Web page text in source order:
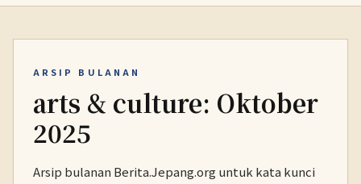
ARSIP BULANAN
arts & culture: Oktober
2025
Arsip bulanan Berita.Jepang.org untuk kata kunci